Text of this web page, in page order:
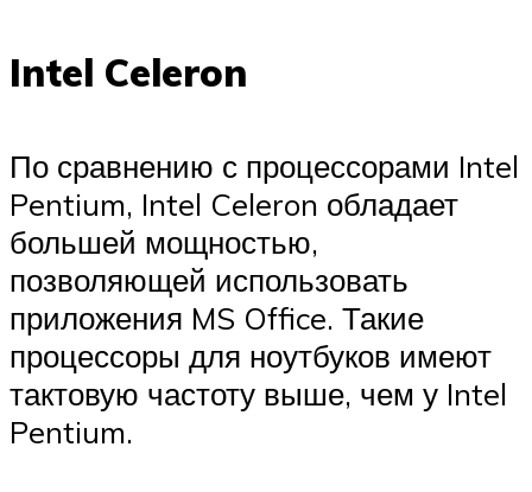
Intel Celeron
По сравнению с процессорами Intel
Pentium, Intel Celeron обладает
большей мощностью,
позволяющей использовать
приложения MS Office. Такие
процессоры для ноутбуков имеют
тактовую частоту выше, чем у Intel
Pentium.